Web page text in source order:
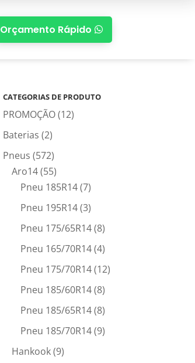
Orçamento Rápido 
CATEGORIAS DE PRODUTO
PROMOÇÃO(12)
Baterias (2)
Pneus (572)
Aro14(55)
Pneu 185R14(7)
Pneu 195R14(3)
Pneu 175/65R14(8)
Pneu 165/70R14(4)
Pneu 175/70R14(12)
Pneu 185/60R14(8)
Pneu 185/65R14(8)
Pneu 185/70R14(9)
Hankook(9)